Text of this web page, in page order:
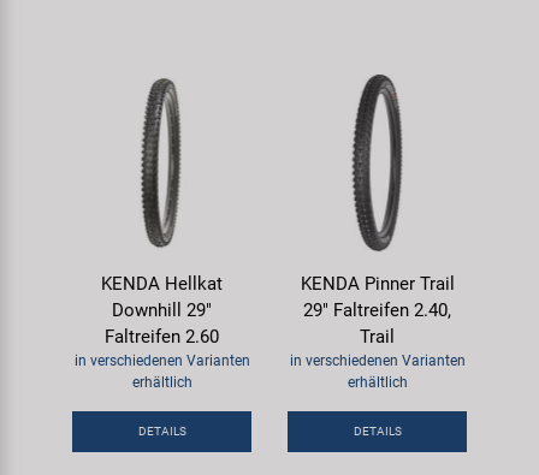
KENDA Hellkat
Downhill 29"
Faltreifen 2.60
in verschiedenen Varianten
erhältlich
DETAILS
KENDA Pinner Trail
29" Faltreifen 2.40,
Trail
in verschiedenen Varianten
erhältlich
DETAILS